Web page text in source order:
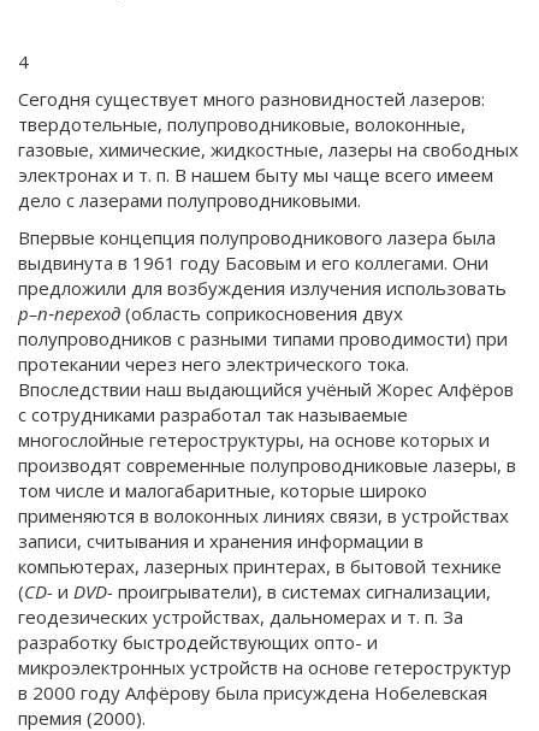
4
Сегодня существует много разновидностей лазеров:
твердотельные, полупроводниковые, волоконные,
газовые, химические, жидкостные, лазеры на свободных
электронах и т. п. В нашем быту мы чаще всего имеем
дело с лазерами полупроводниковыми.
Впервые концепция полупроводникового лазера была
выдвинута в 1961 году Басовым и его коллегами. Они
предложили для возбуждения излучения использовать
р–n‑переход (область соприкосновения двух
полупроводников с разными типами проводимости) при
протекании через него электрического тока.
Впоследствии наш выдающийся учёный Жорес Алфёров
с сотрудниками разработал так называемые
многослойные гетероструктуры, на основе которых и
производят современные полупроводниковые лазеры, в
том числе и малогабаритные, которые широко
применяются в волоконных линиях связи, в устройствах
записи, считывания и хранения информации в
компьютерах, лазерных принтерах, в бытовой технике
(CD- и DVD- проигрыватели), в системах сигнализации,
геодезических устройствах, дальномерах и т. п. За
разработку быстродействующих опто- и
микроэлектронных устройств на основе гетероструктур
в 2000 году Алфёрову была присуждена Нобелевская
премия (2000).